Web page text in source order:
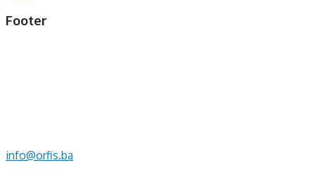
Footer
info@orfis.ba